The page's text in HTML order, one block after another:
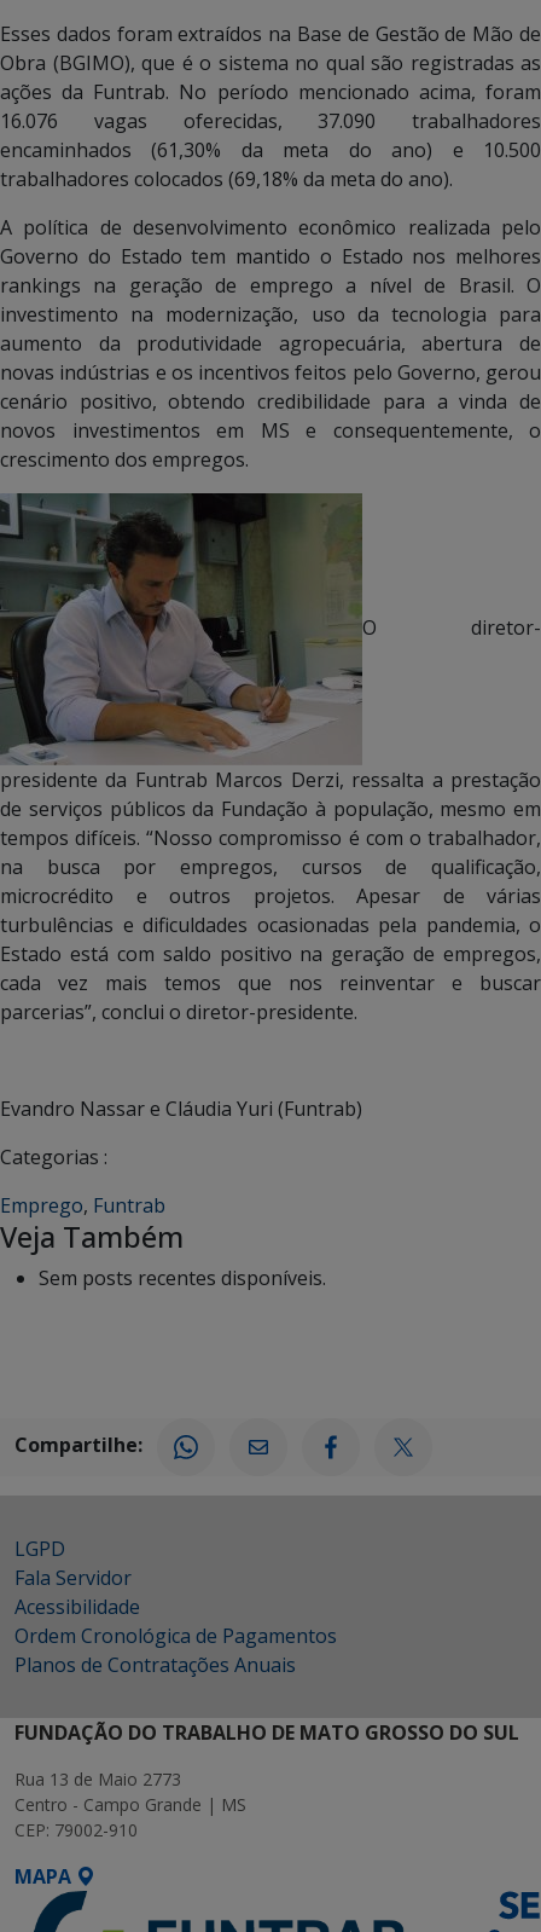
Esses dados foram extraídos na Base de Gestão de Mão de
Obra (BGIMO), que é o sistema no qual são registradas as
ações da Funtrab. No período mencionado acima, foram
16.076 vagas oferecidas, 37.090 trabalhadores
encaminhados (61,30% da meta do ano) e 10.500
trabalhadores colocados (69,18% da meta do ano).
A política de desenvolvimento econômico realizada pelo
Governo do Estado tem mantido o Estado nos melhores
rankings na geração de emprego a nível de Brasil. O
investimento na modernização, uso da tecnologia para
aumento da produtividade agropecuária, abertura de
novas indústrias e os incentivos feitos pelo Governo, gerou
cenário positivo, obtendo credibilidade para a vinda de
novos investimentos em MS e consequentemente, o
crescimento dos empregos.
O diretor-
presidente da Funtrab Marcos Derzi, ressalta a prestação
de serviços públicos da Fundação à população, mesmo em
tempos difíceis. “Nosso compromisso é com o trabalhador,
na busca por empregos, cursos de qualificação,
microcrédito e outros projetos. Apesar de várias
turbulências e dificuldades ocasionadas pela pandemia, o
Estado está com saldo positivo na geração de empregos,
cada vez mais temos que nos reinventar e buscar
parcerias”, conclui o diretor-presidente.
Evandro Nassar e Cláudia Yuri (Funtrab)
Categorias :
Emprego, Funtrab
Veja Também
Sem posts recentes disponíveis.
Compartilhe:
LGPD
Fala Servidor
Acessibilidade
Ordem Cronológica de Pagamentos
Planos de Contratações Anuais
FUNDAÇÃO DO TRABALHO DE MATO GROSSO DO SUL
Rua 13 de Maio 2773
Centro - Campo Grande | MS
CEP: 79002-910
MAPA